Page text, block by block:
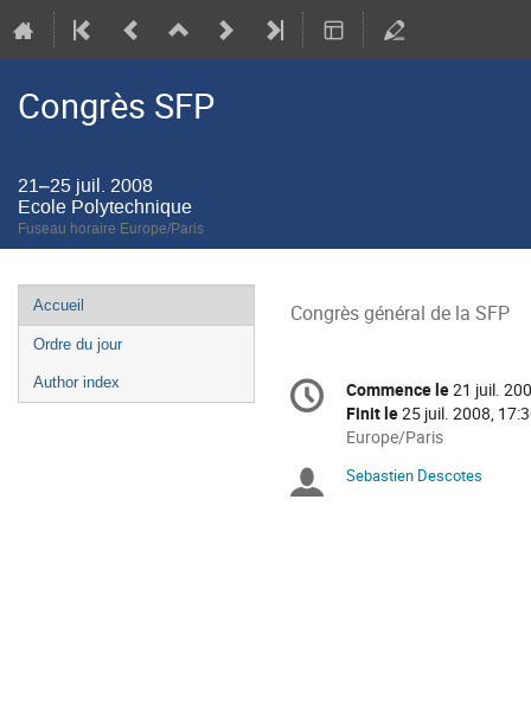
Congrès SFP
21–25 juil. 2008
Ecole Polytechnique
Fuseau horaire Europe/Paris
Menu
de
l'événement
Accueil
Ordre du jour
Author index
Congrès général de la SFP
Information
de
conférence
Date/Heure
Commence le21 juil.
Finit le25 juil. 2008,
Toutes
horaires
Europe/Paris
Présidents
Sebastien Descotes